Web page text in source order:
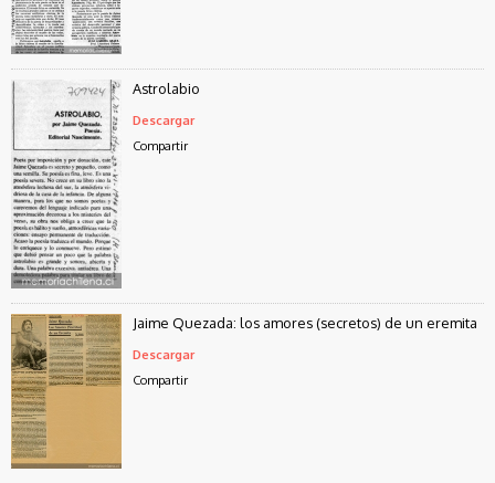
Astrolabio
Descargar
Compartir
Jaime Quezada: los amores (secretos) de un eremita
Descargar
Compartir